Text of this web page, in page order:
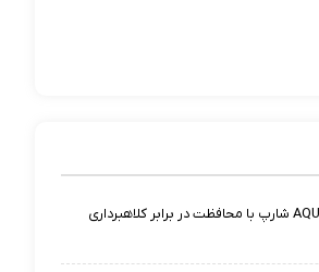
AQUOS Wish۶ شارپ با محافظت در برابر کلاهبرداری